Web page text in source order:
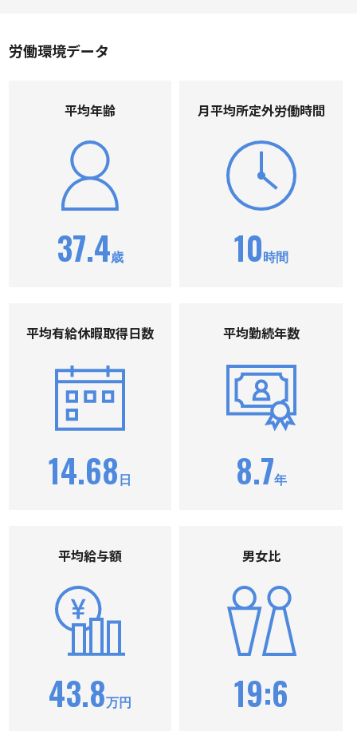
労働環境データ
平均年齢
37.4歳
⽉平均所定外労働時間
10時間
平均有給休暇取得⽇数
14.68日
平均勤続年数
8.7年
平均給与額
43.8万円
男⼥⽐
19:6